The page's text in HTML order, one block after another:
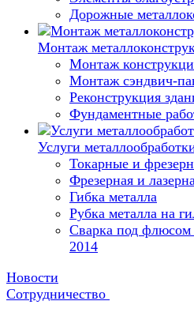
Дорожные
Монтаж
Монтаж
Монтаж сэндвич-
Реконструкция
Фундаментные
Услуги
Токарные и
Фрезерная и
Гибка металла
Рубка металла на
Сварка под
2014
Новости
Сотрудничество